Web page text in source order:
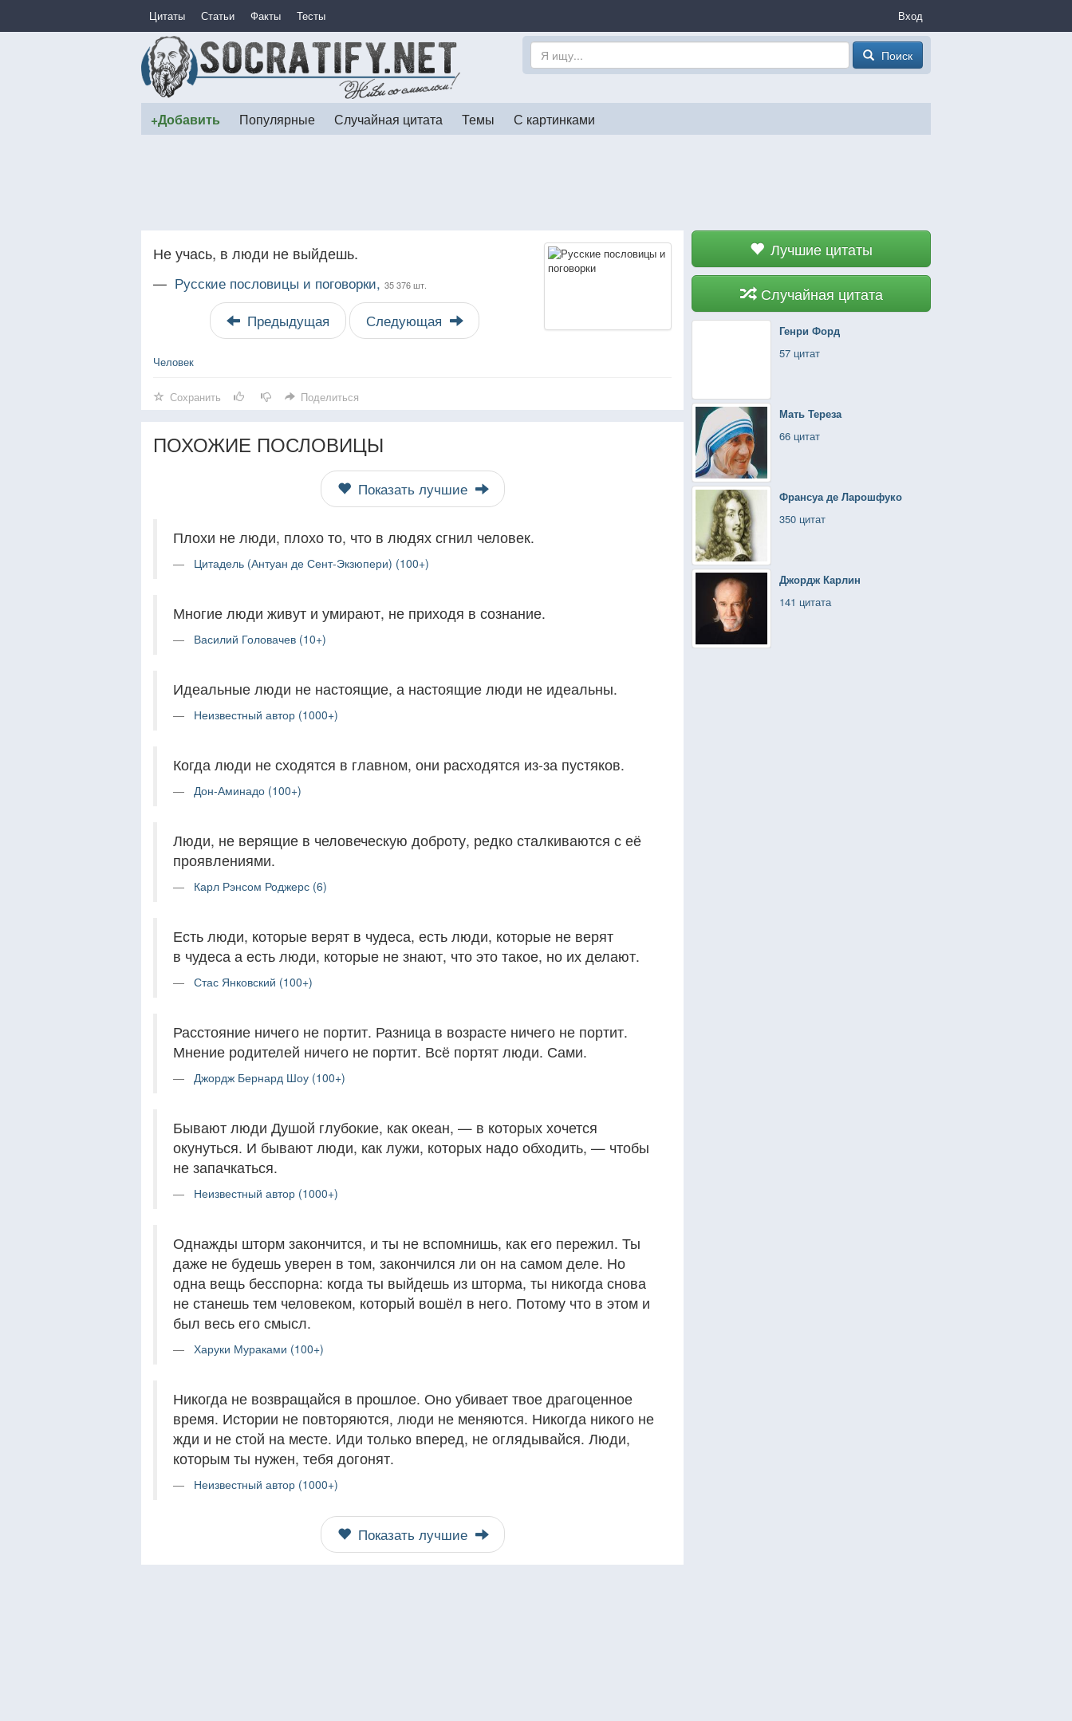
Цитаты Статьи Факты Тесты Вход
Поиск
+Добавить Популярные Случайная цитата Темы С картинками
Лучшие цитаты
Случайная цитата
Генри Форд
57 цитат
Мать Тереза
66 цитат
Франсуа де Ларошфуко
350 цитат
Джордж Карлин
141 цитата
Не учась, в люди не выйдешь.
— Русские пословицы и поговорки, 35 376 шт.
Предыдущая Следующая
Человек
Сохранить Поделиться
ПОХОЖИЕ ПОСЛОВИЦЫ
Показать лучшие
Плохи не люди, плохо то, что в людях сгнил человек.
Цитадель (Антуан де Сент-Экзюпери) (100+)
Многие люди живут и умирают, не приходя в сознание.
Василий Головачев (10+)
Идеальные люди не настоящие, а настоящие люди не идеальны.
Неизвестный автор (1000+)
Когда люди не сходятся в главном, они расходятся из-за пустяков.
Дон-Аминадо (100+)
Люди, не верящие в человеческую доброту, редко сталкиваются с её
проявлениями.
Карл Рэнсом Роджерс (6)
Есть люди, которые верят в чудеса, есть люди, которые не верят
в чудеса а есть люди, которые не знают, что это такое, но их делают.
Стас Янковский (100+)
Расстояние ничего не портит. Разница в возрасте ничего не портит.
Мнение родителей ничего не портит. Всё портят люди. Сами.
Джордж Бернард Шоу (100+)
Бывают люди Душой глубокие, как океан, — в которых хочется
окунуться. И бывают люди, как лужи, которых надо обходить, — чтобы
не запачкаться.
Неизвестный автор (1000+)
Однажды шторм закончится, и ты не вспомнишь, как его пережил. Ты
даже не будешь уверен в том, закончился ли он на самом деле. Но
одна вещь бесспорна: когда ты выйдешь из шторма, ты никогда снова
не станешь тем человеком, который вошёл в него. Потому что в этом и
был весь его смысл.
Харуки Мураками (100+)
Никогда не возвращайся в прошлое. Оно убивает твое драгоценное
время. Истории не повторяются, люди не меняются. Никогда никого не
жди и не стой на месте. Иди только вперед, не оглядывайся. Люди,
которым ты нужен, тебя догонят.
Неизвестный автор (1000+)
Показать лучшие